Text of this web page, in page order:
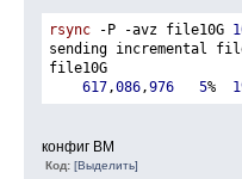
rsync -P -avz file10G
sending incremental
file10G
617,086,976 5%
конфиг ВМ
Код: [Выделить]